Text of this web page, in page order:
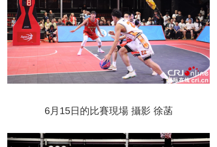
6月15日的比賽現場 攝影 徐菡